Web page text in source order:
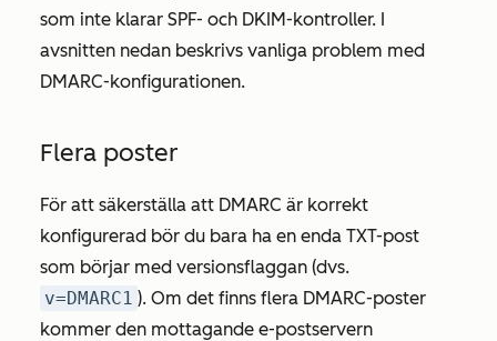
som inte klarar SPF- och DKIM-kontroller. I
avsnitten nedan beskrivs vanliga problem med
DMARC-konfigurationen.
Flera poster
För att säkerställa att DMARC är korrekt
konfigurerad bör du bara ha en enda TXT-post
som börjar med versionsflaggan (dvs.
v=DMARC1 ). Om det finns flera DMARC-poster
kommer den mottagande e-postservern